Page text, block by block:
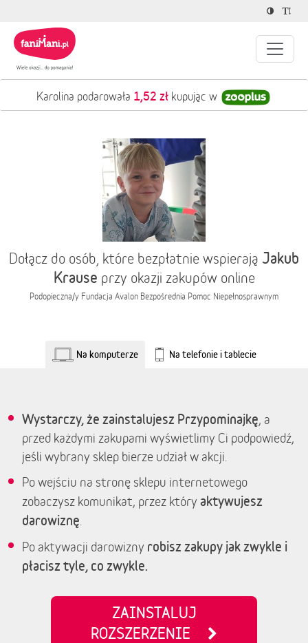
Karolina podarowała 1,52 zł kupując w
Dołącz do osób, które bezpłatnie wspierają Jakub
Krause przy okazji zakupów online
Podopieczna/y Fundacja Avalon Bezpośrednia Pomoc Niepełnosprawnym
Na komputerze Na telefonie i tablecie
Wystarczy, że zainstalujesz Przypominajkę, a
przed każdymi zakupami wyświetlimy Ci podpowiedź,
jeśli wybrany sklep bierze udział w akcji.
Po wejściu na stronę sklepu internetowego
zobaczysz komunikat, przez który aktywujesz
darowiznę
Po aktywacji darowizny robisz zakupy jak zwykle i
płacisz tyle, co zwykle.
ZAINSTALUJ
ROZSZERZENIE